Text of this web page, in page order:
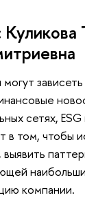
сетях,
в том, чтобы
выявить
компании.